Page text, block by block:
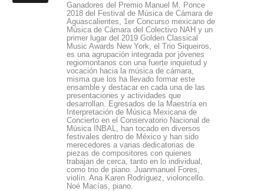
Ganadores del Premio Manuel M. Ponce
2018 del Festival de Música de Cámara de
Aguascalientes, 1er Concurso mexicano de
Música de Cámara del Colectivo NAH y un
primer lugar del 2019 Golden Classical
Music Awards New York, el Trio Siqueiros,
es una agrupación integrada por jóvenes
regiomontanos con una fuerte inquietud y
vocación hacia la música de cámara,
misma que los ha llevado formar este
ensamble y destacar en cada una de las
presentaciones y actividades que
desarrollan. Egresados de la Maestría en
Interpretación de Música Mexicana de
Concierto en el Conservatorio Nacional de
Música INBAL, han tocado en diversos
festivales dentro de México y han sido
merecedores a varias dedicatorias de
piezas de compositores con quienes
trabajan de cerca, tanto en lo individual,
como trio de piano. Juanmanuel Fores,
violín. Ana Karen Rodríguez, violoncello.
Noé Macías, piano.